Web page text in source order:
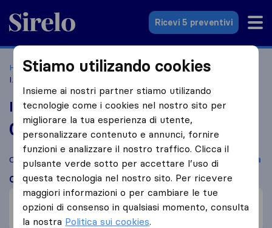
Sirelo.it
Ricevi 5 preventivi
Home Le 10 migliori aziende di traslochi in Italia
I.V.S. Express
I.V.S. Express
0,0 basato su 2
recensioni di Sirelo e Google
i
Confronta I.V.S. Express con altreaziende di traslochi
Roma
Cosa dicono i clienti
Professionalità (2)
Cortesia (1)
Stiamo utilizando cookies
Insieme ai nostri partner stiamo utilizando
tecnologie come i cookies nel nostro sito per
migliorare la tua esperienza di utente,
personalizzare contenuto e annunci, fornire
funzioni e analizzare il nostro traffico. Clicca il
pulsante verde sotto per accettare l’uso di
questa tecnologia nel nostro sito. Per ricevere
maggiori informazioni o per cambiare le tue
opzioni di consenso in qualsiasi momento, consulta
la nostra Politica sui cookies.